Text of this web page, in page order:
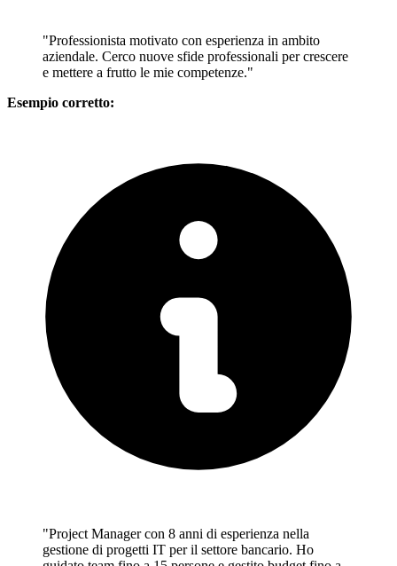
"Professionista motivato con esperienza in ambito
aziendale. Cerco nuove sfide professionali per crescere
e mettere a frutto le mie competenze."
Esempio corretto:
"Project Manager con 8 anni di esperienza nella
gestione di progetti IT per il settore bancario. Ho